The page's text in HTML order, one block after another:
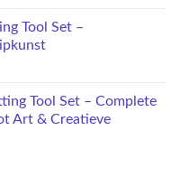
Tool Set –
Tool Set – Complete
Art & Creatieve